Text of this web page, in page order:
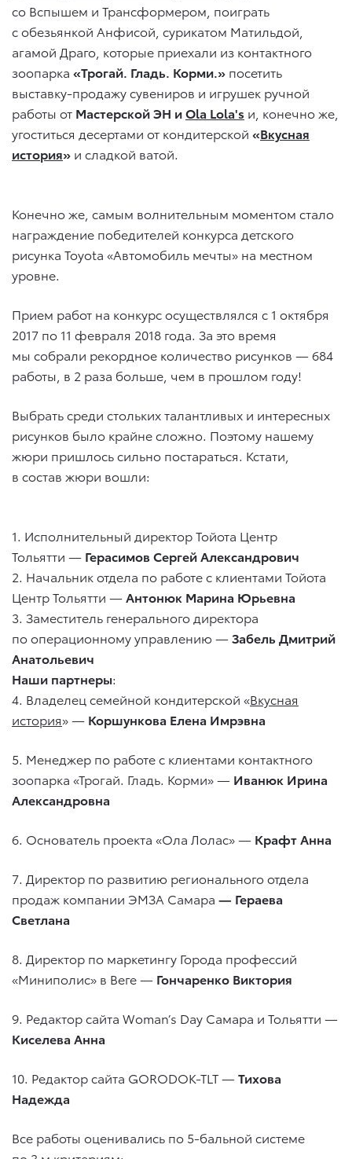
со Вспышем и Трансформером, поиграть
с обезьянкой Анфисой, сурикатом Матильдой,
агамой Драго, которые приехали из контактного
зоопарка «Трогай. Гладь. Корми.» посетить
выставку-продажу сувениров и игрушек ручной
работы от Мастерской ЭН иOla Lola's и, конечно же,
угоститься десертами от кондитерской «Вкусная
история» и сладкой ватой.
Конечно же, самым волнительным моментом стало
награждение победителей конкурса детского
рисунка Toyota «Автомобиль мечты» на местном
уровне.
Прием работ на конкурс осуществлялся с 1 октября
2017 по 11 февраля 2018 года. За это время
мы собрали рекордное количество рисунков — 684
работы, в 2 раза больше, чем в прошлом году!
Выбрать среди стольких талантливых и интересных
рисунков было крайне сложно. Поэтому нашему
жюри пришлось сильно постараться. Кстати,
в состав жюри вошли:
1. Исполнительный директор Тойота Центр
Тольятти — Герасимов Сергей Александрович
2. Начальник отдела по работе с клиентами Тойота
Центр Тольятти —Антонюк Марина Юрьевна
3. Заместитель генерального директора
по операционному управлению —Забель Дмитрий
Анатольевич
Наши партнеры:
4. Владелец семейной кондитерской «Вкусная
история» — Коршункова Елена Имрэвна
5. Менеджер по работе с клиентами контактного
зоопарка «Трогай. Гладь. Корми» — Иванюк Ирина
Александровна
6. Основатель проекта «Ола Лолас» — Крафт Анна
7. Директор по развитию регионального отдела
продаж компании ЭМЗА Самара — Гераева
Светлана
8. Директор по маркетингу Города профессий
«Миниполис» в Веге — Гончаренко Виктория
9. Редактор сайта Woman’s Day Самара и Тольятти —
Киселева Анна
10. Редактор сайта GORODOK-TLT —Тихова
Надежда
Все работы оценивались по 5-бальной системе